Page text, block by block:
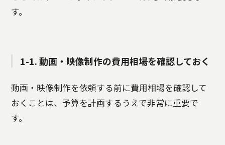
す。
1-1. 動画・映像制作の費用相場を確認しておく
動画・映像制作を依頼する前に費用相場を確認して
おくことは、予算を計画するうえで非常に重要で
す。